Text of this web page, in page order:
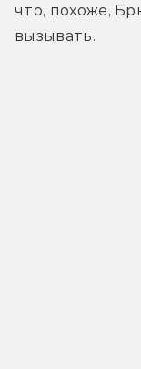
что, похоже,
вызывать.